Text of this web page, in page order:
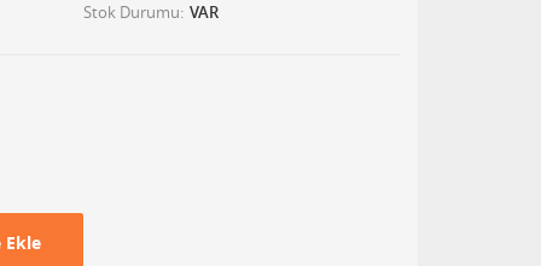
Stok Durumu VAR
Ekle